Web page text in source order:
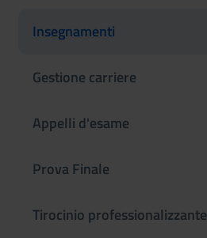
Insegnamenti
Gestione carriere
Appelli d'esame
Prova Finale
Tirocinio professionalizzante